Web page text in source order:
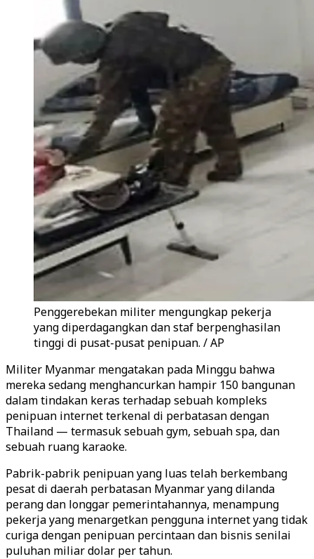
Penggerebekan militer mengungkap pekerja
yang diperdagangkan dan staf berpenghasilan
tinggi di pusat-pusat penipuan. / AP
Militer Myanmar mengatakan pada Minggu bahwa
mereka sedang menghancurkan hampir 150 bangunan
dalam tindakan keras terhadap sebuah kompleks
penipuan internet terkenal di perbatasan dengan
Thailand — termasuk sebuah gym, sebuah spa, dan
sebuah ruang karaoke.
Pabrik-pabrik penipuan yang luas telah berkembang
pesat di daerah perbatasan Myanmar yang dilanda
perang dan longgar pemerintahannya, menampung
pekerja yang menargetkan pengguna internet yang tidak
curiga dengan penipuan percintaan dan bisnis senilai
puluhan miliar dolar per tahun.